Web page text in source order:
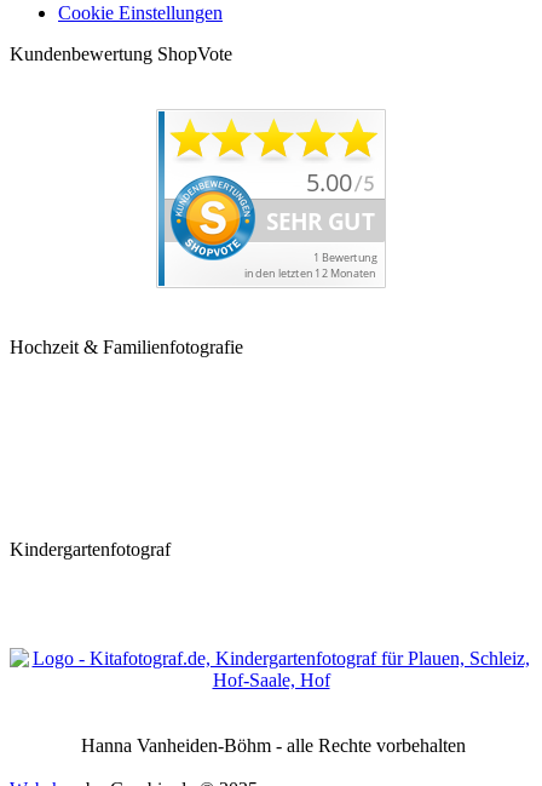
Cookie Einstellungen
Kundenbewertung ShopVote
Hochzeit & Familienfotografie
Kindergartenfotograf
Hanna Vanheiden-Böhm - alle Rechte vorbehalten